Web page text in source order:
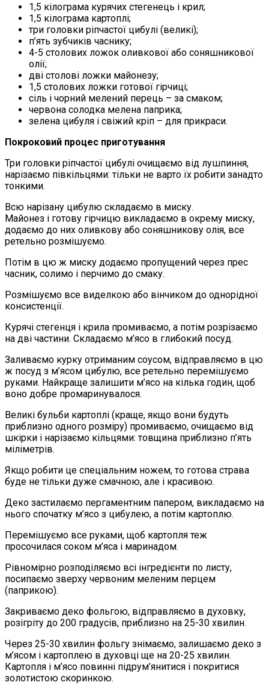
1,5 кілограма курячих стегенець і крил;
1,5 кілограма картоплі;
три головки ріпчастої цибулі (великі);
п’ять зубчиків часнику;
4-5 столових ложок оливкової або соняшникової
олії;
дві столові ложки майонезу;
1,5 столових ложки готової гірчиці;
сіль і чорний мелений перець – за смаком;
червона солодка мелена паприка;
зелена цибуля і свіжий кріп – для прикраси.
Покроковий процес приготування
Три головки ріпчастої цибулі очищаємо від лушпиння,
нарізаємо півкільцями: тільки не варто їх робити занадто
тонкими.
Всю нарізану цибулю складаємо в миску.
Майонез і готову гірчицю викладаємо в окрему миску,
додаємо до них оливкову або соняшникову олія, все
ретельно розмішуємо.
Потім в цю ж миску додаємо пропущений через прес
часник, солимо і перчимо до смаку.
Розмішуємо все виделкою або вінчиком до однорідної
консистенції.
Курячі стегенця і крила промиваємо, а потім розрізаємо
на дві частини. Складаємо м’ясо в глибокий посуд.
Заливаємо курку отриманим соусом, відправляємо в цю
ж посуд з м’ясом цибулю, все ретельно перемішуємо
руками. Найкраще залишити м’ясо на кілька годин, щоб
воно добре промаринувалося.
Великі бульби картоплі (краще, якщо вони будуть
приблизно одного розміру) промиваємо, очищаємо від
шкірки і нарізаємо кільцями: товщина приблизно п’ять
міліметрів.
Якщо робити це спеціальним ножем, то готова страва
буде не тільки дуже смачною, але і красивою.
Деко застилаємо пергаментним папером, викладаємо на
нього спочатку м’ясо з цибулею, а потім картоплю.
Перемішуємо все руками, щоб картопля теж
просочилася соком м’яса і маринадом.
Рівномірно розподіляємо всі інгредієнти по листу,
посипаємо зверху червоним меленим перцем
(паприкою).
Закриваємо деко фольгою, відправляємо в духовку,
розігріту до 200 градусів, приблизно на 25-30 хвилин.
Через 25-30 хвилин фольгу знімаємо, залишаємо деко з
м’ясом і картоплею в духовці ще на 20-25 хвилин.
Картопля і м’ясо повинні підрум’янитися і покритися
золотистою скоринкою.